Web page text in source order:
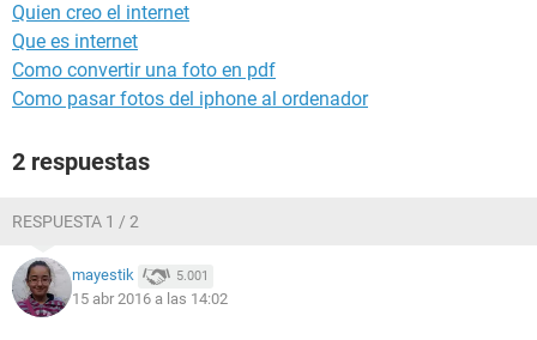
Quien creo el internet
Que es internet
Como convertir una foto en pdf
Como pasar fotos del iphone al ordenador
2 respuestas
RESPUESTA 1 / 2
mayestik 5.001
15 abr 2016 a las 14:02